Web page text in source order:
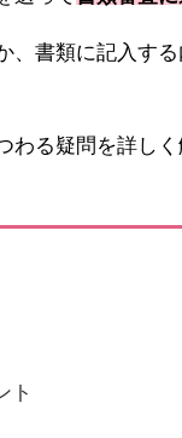
、書類に記入す
る疑問を詳しく
ト